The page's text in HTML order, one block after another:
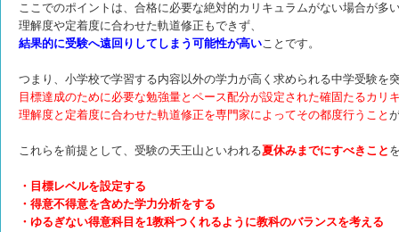
ここでのポイントは、合格に必要な絶対的カリキュラムがない場合が多
理解度や定着度に合わせた軌道修正もできず、
結果的に受験へ遠回りしてしまう可能性が高いことです。
つまり、小学校で学習する内容以外の学力が高く求められる中学受験を
目標達成のために必要な勉強量とペース配分が設定された確固たるカリ
理解度と定着度に合わせた軌道修正を専門家によってその都度行うこと
これらを前提として、受験の天王山といわれる夏休みまでにすべきこと
・目標レベルを設定する
・得意不得意を含めた学力分析をする
・ゆるぎない得意科目を1教科つくれるように教科のバランスを考える